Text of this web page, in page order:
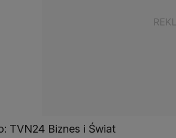
TVN24 Biznes i Świat